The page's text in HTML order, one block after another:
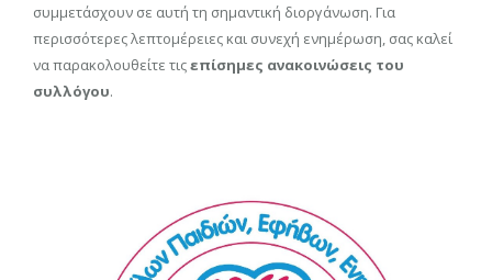
συμμετάσχουν σε αυτή τη σημαντική διοργάνωση. Για
περισσότερες λεπτομέρειες και συνεχή ενημέρωση, σας καλεί
να παρακολουθείτε τιςεπίσημες ανακοινώσεις του
συλλόγου.